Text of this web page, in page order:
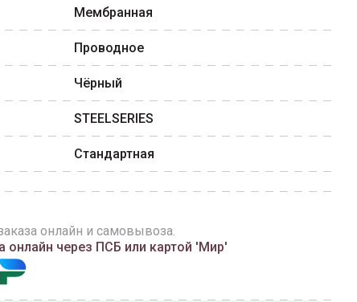
Мембранная
Проводное
Чёрный
STEELSERIES
Стандартная
онлайн и самовывоза.
онлайн через ПСБ или картой 'Мир'